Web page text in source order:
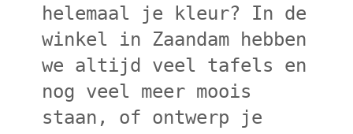
helemaal je kleur? In de
winkel in Zaandam hebben
we altijd veel tafels en
nog veel meer moois
staan, of ontwerp je